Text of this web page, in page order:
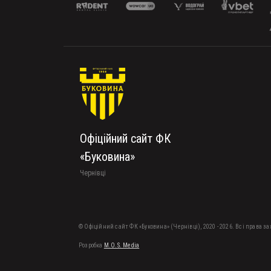
Офіційний сайт ФК
«Буковина»
Чернівці
© Офіційний сайт ФК «Буковина» (Чернівці), 2020 - 2026. Всі права
Розробка M.O.S. Media